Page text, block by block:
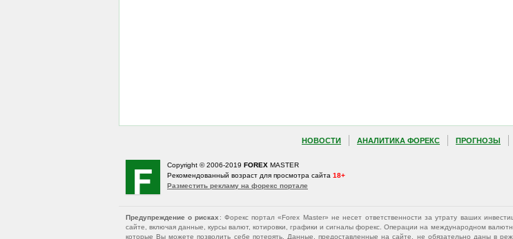
НОВОСТИ АНАЛИТИКА ФОРЕКС ПРОГНОЗЫ
Copyright © 2006-2019 FOREX MASTER
Рекомендованный возраст для просмотра сайта 18+
Разместить рекламу на форекс портале
Предупреждение о рисках : Форекс портал «Forex Master» не несет ответственности за утрату ваших
сайте, включая данные, курсы валют, котировки, графики и сигналы форекс. Операции на международном
которые Вы можете позволить себе потерять. Данные, предоставленные на сайте, не обязательно даны в